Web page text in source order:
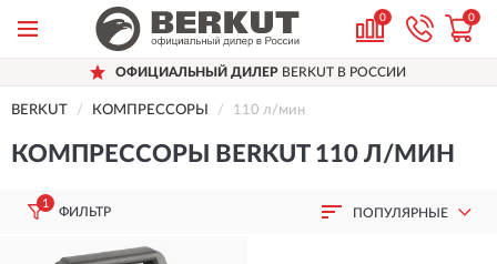
0 0
ОФИЦИАЛЬНЫЙ ДИЛЕРBERKUT В РОССИИ
BERKUT КОМПРЕССОРЫ 110 л/мин
КОМПРЕССОРЫ BERKUT 110 Л/МИН
1
ФИЛЬТР ПОПУЛЯРНЫЕ